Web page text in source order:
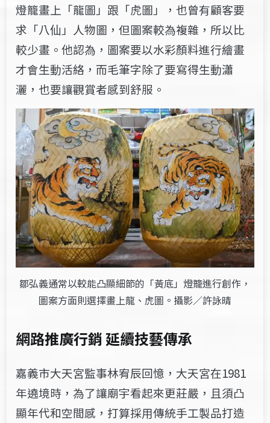
燈籠畫上「龍圖」跟「虎圖」，也曾有顧客要
求「八仙」人物圖，但圖案較為複雜，所以比
較少畫。他認為，圖案要以水彩顏料進行繪畫
才會生動活絡，而毛筆字除了要寫得生動瀟
灑，也要讓觀賞者感到舒服。
鄒弘義通常以較能凸顯細節的「黃底」燈籠進行創作，
圖案方面則選擇畫上龍、虎圖。攝影／許詠晴
網路推廣行銷 延續技藝傳承
嘉義市大天宮監事林宥辰回憶，大天宮在1981
年遶境時，為了讓廟宇看起來更莊嚴，且須凸
顯年代和空間感，打算採用傳統手工製品打造